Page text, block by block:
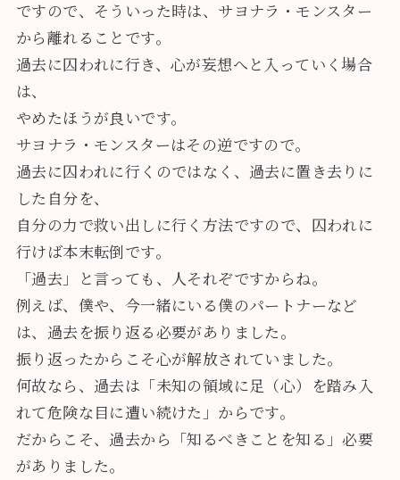
ですので、そういった時は、サヨナラ・モンスター
から離れることです。
過去に囚われに行き、心が妄想へと入っていく場合
は、
やめたほうが良いです。
サヨナラ・モンスターはその逆ですので。
過去に囚われに行くのではなく、過去に置き去りに
した自分を、
自分の力で救い出しに行く方法ですので、囚われに
行けば本末転倒です。
「過去」と言っても、人それぞですからね。
例えば、僕や、今一緒にいる僕のパートナーなど
は、過去を振り返る必要がありました。
振り返ったからこそ心が解放されていました。
何故なら、過去は「未知の領域に足（心）を踏み入
れて危険な目に遭い続けた 」からです。
だからこそ、過去から「知るべきことを知る 」必要
がありました。